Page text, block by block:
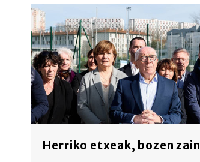
Herriko etxeak, bozen zain